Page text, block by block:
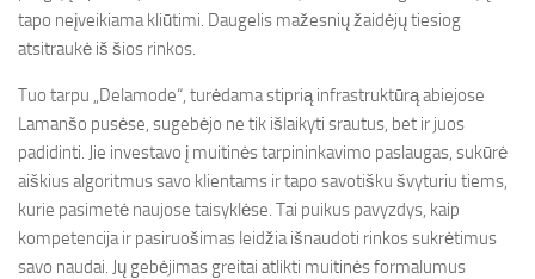
tapo neįveikiama kliūtimi. Daugelis mažesnių žaidėjų tiesiog
atsitraukė iš šios rinkos.
Tuo tarpu „Delamode“, turėdama stiprią infrastruktūrą abiejose
Lamanšo pusėse, sugebėjo ne tik išlaikyti srautus, bet ir juos
padidinti. Jie investavo į muitinės tarpininkavimo paslaugas, sukūrė
aiškius algoritmus savo klientams ir tapo savotišku švyturiu tiems,
kurie pasimetė naujose taisyklėse. Tai puikus pavyzdys, kaip
kompetencija ir pasiruošimas leidžia išnaudoti rinkos sukrėtimus
savo naudai. Jų gebėjimas greitai atlikti muitinės formalumus